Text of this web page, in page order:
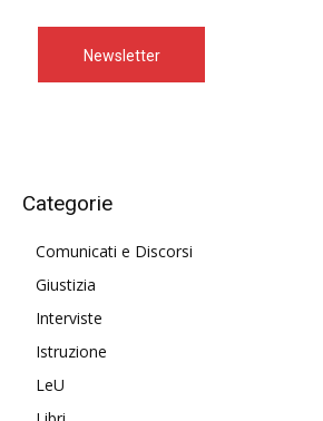
Newsletter
Categorie
Comunicati e Discorsi
Giustizia
Interviste
Istruzione
LeU